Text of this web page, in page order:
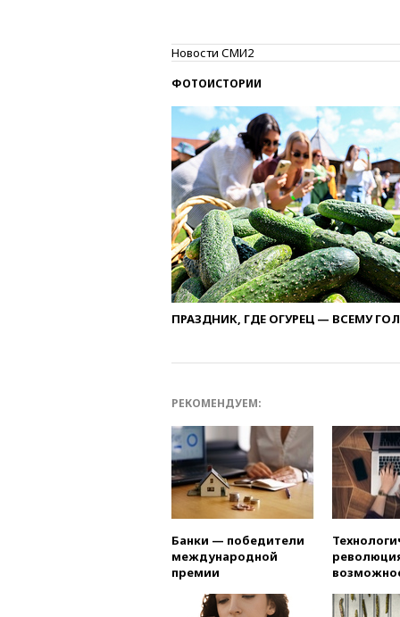
Новости СМИ2
ФОТОИСТОРИИ
ПРАЗДНИК, ГДЕ ОГУРЕЦ — ВСЕМУ
РЕКОМЕНДУЕМ:
Банки — победители
международной
премии